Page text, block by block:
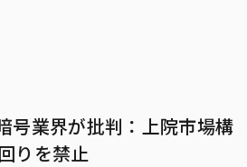
号業界が批判：上院市場構
りを禁止